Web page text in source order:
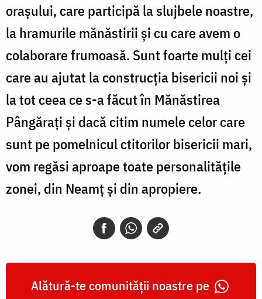
orașului, care participă la slujbele noastre,
la hramurile mănăstirii și cu care avem o
colaborare frumoasă. Sunt foarte mulți cei
care au ajutat la construcția bisericii noi și
la tot ceea ce s-a făcut în Mănăstirea
Pângărați și dacă citim numele celor care
sunt pe pomelnicul ctitorilor bisericii mari,
vom regăsi aproape toate personalitățile
zonei, din Neamț și din apropiere.
Alătură-te comunității noastre pe